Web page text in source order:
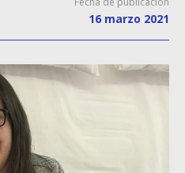
16 marzo 2021